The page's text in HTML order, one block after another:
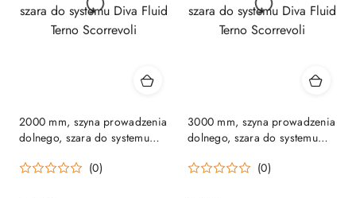
2000 mm, szyna prowadzenia
dolnego, szara do systemu
(0)
3000 mm, szyna prowadzenia
dolnego, szara do systemu
(0)